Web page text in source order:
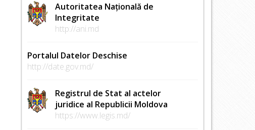
Autoritatea Națională de
Integritate
http://ani.md
Portalul Datelor Deschise
http://date.gov.md/
Registrul de Stat al actelor
juridice al Republicii Moldova
https://www.legis.md/